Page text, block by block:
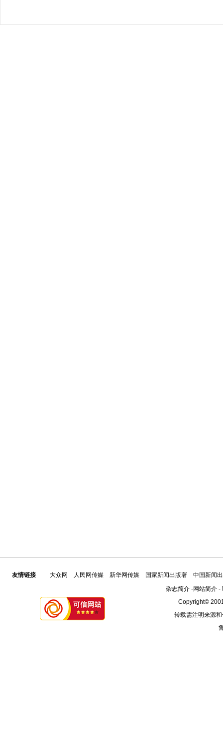
友情链接 大众网 人民网传媒 新华网传媒 国家新闻出版署
中国新闻
杂志简介-网站简介-
Copyright©
转载需注明来源